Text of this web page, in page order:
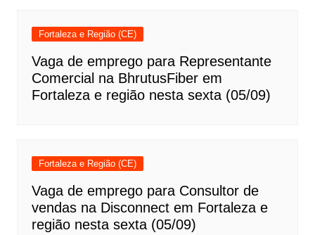
Fortaleza e Região (CE)
Vaga de emprego para Representante
Comercial na BhrutusFiber em
Fortaleza e região nesta sexta (05/09)
Fortaleza e Região (CE)
Vaga de emprego para Consultor de
vendas na Disconnect em Fortaleza e
região nesta sexta (05/09)